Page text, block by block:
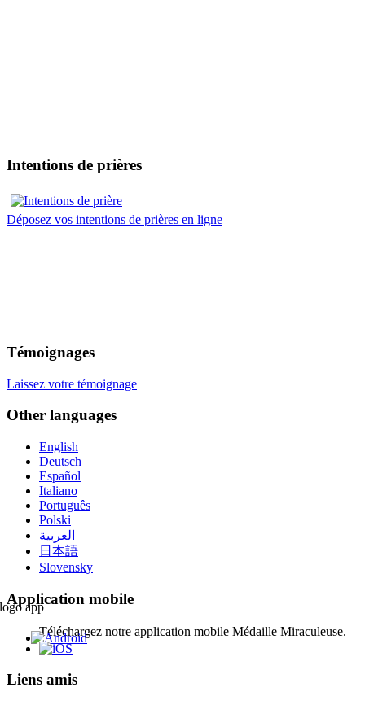
Intentions de prières
Déposez vos intentions de prières en ligne
Témoignages
Laissez votre témoignage
Other languages
English
Deutsch
Español
Italiano
Português
Polski
العربية
日本語
Slovensky
Application mobile
Téléchargez notre application mobile Médaille Miraculeuse.
Liens amis